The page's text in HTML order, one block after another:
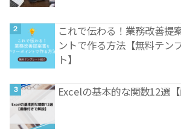
これで伝わる！業務改善提
ントで作る方法【無料テン
ト】
Excelの基本的な関数12選【